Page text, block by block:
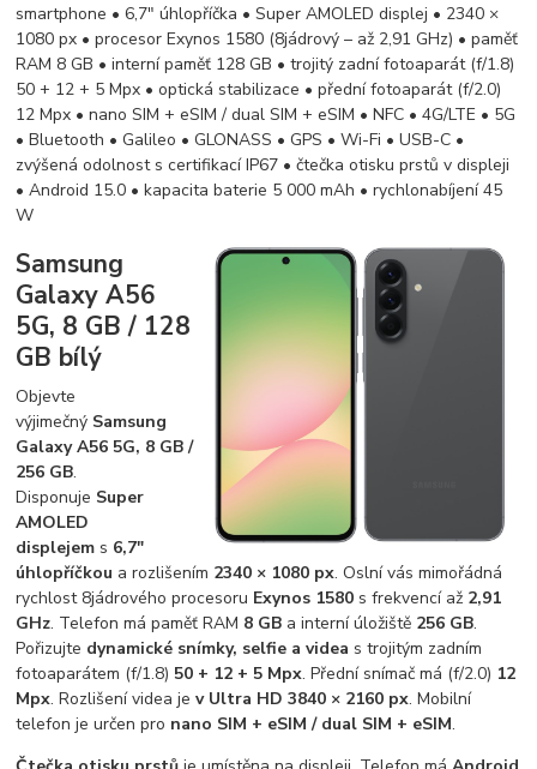
smartphone • 6,7" úhlopříčka • Super AMOLED displej • 2340 ×
1080 px • procesor Exynos 1580 (8jádrový – až 2,91 GHz) • paměť
RAM 8 GB • interní paměť 128 GB • trojitý zadní fotoaparát (f/1.8)
50 + 12 + 5 Mpx • optická stabilizace • přední fotoaparát (f/2.0)
12 Mpx • nano SIM + eSIM / dual SIM + eSIM • NFC • 4G/LTE • 5G
• Bluetooth • Galileo • GLONASS • GPS • Wi-Fi • USB-C •
zvýšená odolnost s certifikací IP67 • čtečka otisku prstů v displeji
• Android 15.0 • kapacita baterie 5 000 mAh • rychlonabíjení 45
W
Samsung
Galaxy A56
5G, 8 GB / 128
GB bílý
Objevte
výjimečný Samsung
Galaxy A56 5G, 8 GB /
256 GB.
Disponuje Super
AMOLED
displejem s 6,7"
úhlopříčkou a rozlišením 2340 × 1080 px. Oslní vás mimořádná
rychlost 8jádrového procesoru Exynos 1580 s frekvencí až 2,91
GHz. Telefon má paměť RAM 8 GB a interní úložiště 256 GB.
Pořizujte dynamické snímky, selfie a videa s trojitým zadním
fotoaparátem (f/1.8) 50 + 12 + 5 Mpx. Přední snímač má (f/2.0) 12
Mpx. Rozlišení videa jev Ultra HD 3840 × 2160 px. Mobilní
telefon je určen pro nano SIM + eSIM / dual SIM + eSIM.